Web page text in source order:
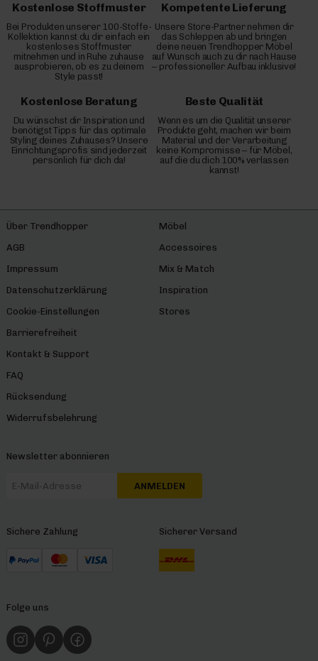
Kostenlose Stoffmuster
Bei Produkten unserer 100-Stoffe-
Kollektion kannst du dir einfach ein
kostenloses Stoffmuster
mitnehmen und in Ruhe zuhause
ausprobieren, ob es zu deinem
Style passt!
Kompetente Lieferung
Unsere Store-Partner nehmen dir
das Schleppen ab und bringen
deine neuen Trendhopper Möbel
auf Wunsch auch zu dir nach Hause
– professioneller Aufbau inklusive!
Kostenlose Beratung
Du wünschst dir Inspiration und
benötigst Tipps für das optimale
Styling deines Zuhauses? Unsere
Einrichtungsprofis sind jederzeit
persönlich für dich da!
Beste Qualität
Wenn es um die Qualität unserer
Produkte geht, machen wir beim
Material und der Verarbeitung
keine Kompromisse – für Möbel,
auf die du dich 100% verlassen
kannst!
Über Trendhopper
AGB
Impressum
Datenschutzerklärung
Cookie-Einstellungen
Barrierefreiheit
Kontakt & Support
FAQ
Rücksendung
Widerrufsbelehrung
Möbel
Accessoires
Mix & Match
Inspiration
Stores
Newsletter abonnieren
ANMELDEN
Sichere Zahlung Sicherer Versand
Folge uns